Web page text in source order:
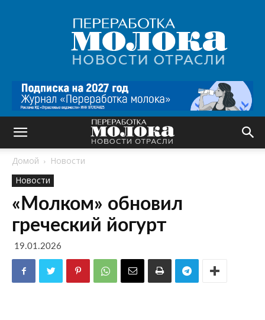
Переработка
молока
|
Новости
Домой
Новости
Новости
«Молком» обновил
греческий йогурт
19.01.2026